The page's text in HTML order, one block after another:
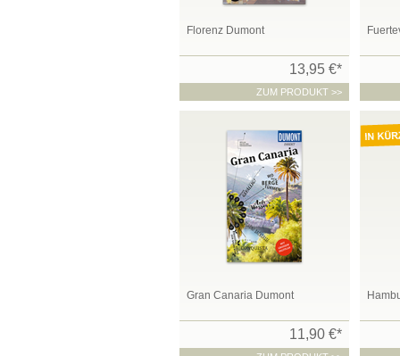
Florenz Dumont
13,95 €*
ZUM PRODUKT >>
Gran Canaria Dumont
11,90 €*